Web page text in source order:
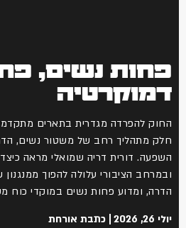
פחות נשים,
דמוקרטיה
החוק להפרדה מגדרית בתארים
חלק מתהליך רחב של משטור נשים,
השפעה. דורית דריה שמואלי מראה
ובמרחב הציבורי עלולה להפוך
הדרה, ומדוע פחות נשים במוקדי כוח
יולי 26, 2026
כתבת אורחת